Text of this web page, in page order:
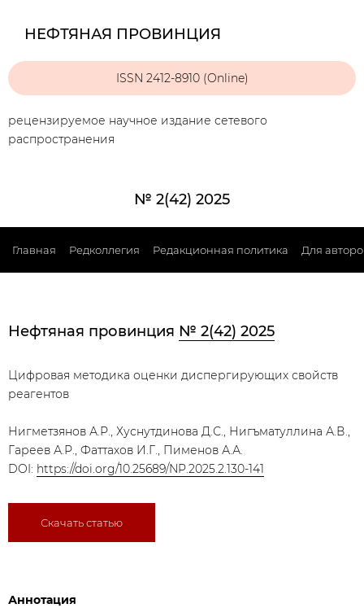
НЕФТЯНАЯ ПРОВИНЦИЯ
ISSN 2412-8910 (Online)
рецензируемое научное издание сетевого
распространения
№ 2(42) 2025
Главная Редколлегия Редакционная политика Для
Нефтяная провинция № 2(42) 2025
Цифровая методика оценки диспергирующих свойств
реагентов
Нигметзянов А.Р., Хуснутдинова Д.С., Нигъматуллина А.В.,
Гареев А.Р., Фаттахов И.Г., Пименов А.А.
DOI: https://doi.org/10.25689/NP.2025.2.130-141
Скачать статью
Аннотация